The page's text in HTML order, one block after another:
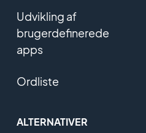
Udvikling af
brugerdefinerede
apps
Ordliste
ALTERNATIVER